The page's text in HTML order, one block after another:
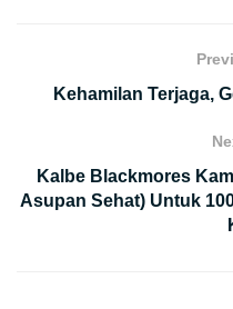
Kehamilan Terjaga,
Kalbe Blackmores
Asupan Sehat) Untuk